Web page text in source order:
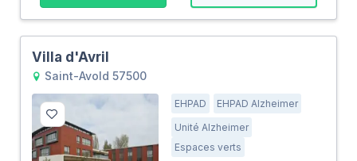
Villa d'Avril
Saint-Avold 57500
EHPAD
EHPAD Alzheimer
Unité Alzheimer
Espaces verts